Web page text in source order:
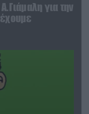
για την